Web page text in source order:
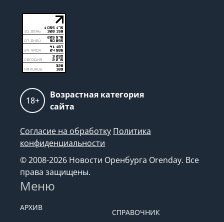
18+
Возрастная категория
сайта
Согласие на обработку Политика
конфиденциальности
© 2008-2026 Новости Оренбурга Orenday. Все
права защищены.
Меню
АРХИВ
СПРАВОЧНИК